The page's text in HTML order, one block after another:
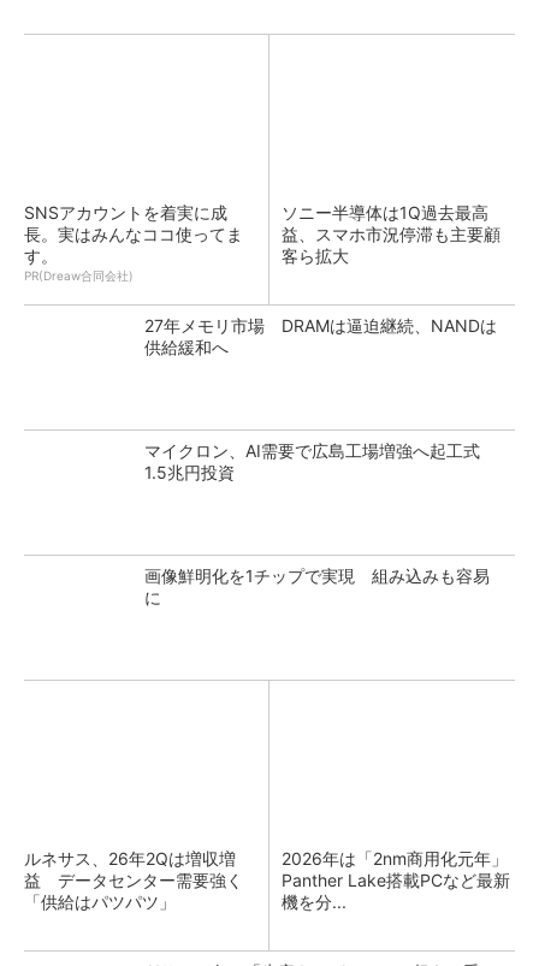
SNSアカウントを着実に成
長。実はみんなココ使ってま
す。
PR(Dreaw合同会社)
ソニー半導体は1Q過去最高
益、スマホ市況停滞も主要顧
客ら拡大
27年メモリ市場 DRAMは逼迫継続、NANDは
供給緩和へ
マイクロン、AI需要で広島工場増強へ起工式
1.5兆円投資
画像鮮明化を1チップで実現 組み込みも容易
に
ルネサス、26年2Qは増収増
益 データセンター需要強く
「供給はパツパツ」
2026年は「2nm商用化元年」
Panther Lake搭載PCなど最新
機を分...